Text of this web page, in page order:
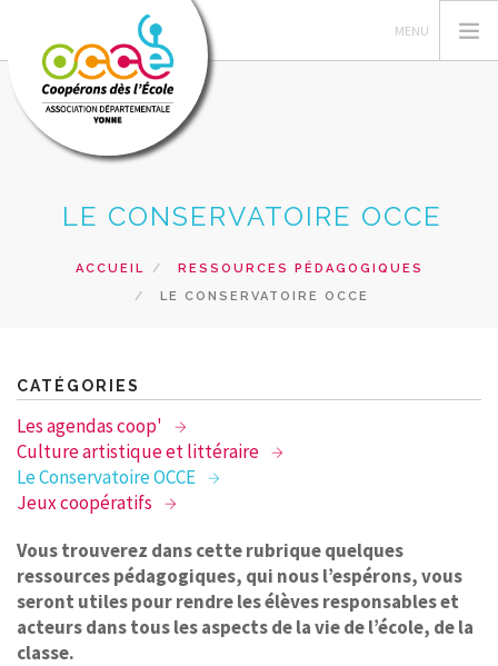
COOPÉRER
ANIMER
FORMATIONS
PRÊTS, SERVICES ET VENTES
RECHERCHER
CONTACT
LE CONSERVATOIRE OCCE
ACCUEIL
RESSOURCES PÉDAGOGIQUES
LE CONSERVATOIRE OCCE
CATÉGORIES
Les agendas coop'
Culture artistique et littéraire
Le Conservatoire OCCE
Jeux coopératifs
Vous trouverez dans cette rubrique quelques
ressources pédagogiques, qui nous l’espérons, vous
seront utiles pour rendre les élèves responsables et
acteurs dans tous les aspects de la vie de l’école, de la
classe.